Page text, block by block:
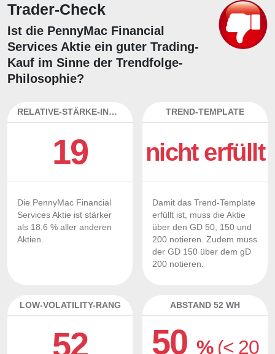
Trader-Check
Ist die PennyMac Financial
Services Aktie ein guter Trading-
Kauf im Sinne der Trendfolge-
Philosophie?
RELATIVE-STÄRKE-INDEX
19
Die PennyMac Financial
Services Aktie ist stärker
als 18.6 % aller anderen
Aktien.
TREND-TEMPLATE
nicht erfüllt
Damit das Trend-Template
erfüllt ist, muss die Aktie
über den GD 50, 150 und
200 notieren. Zudem muss
der GD 150 über dem gD
200 notieren.
LOW-VOLATILITY-RANG
52
ABSTAND 52 WH
50% (< 20